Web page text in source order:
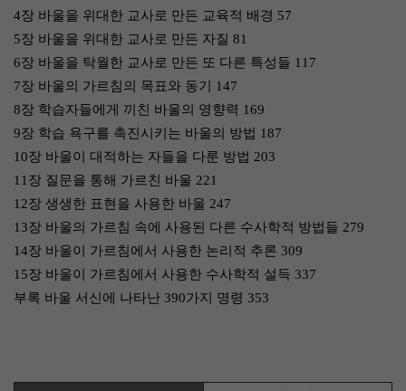
4장 바울을 위대한 교사로 만든 교육적 배경 57
5장 바울을 위대한 교사로 만든 자질 81
6장 바울을 탁월한 교사로 만든 또 다른 특성들 117
7장 바울의 가르침의 목표와 동기 147
8장 학습자들에게 끼친 바울의 영향력 169
9장 학습 욕구를 촉진시키는 바울의 방법 187
10장 바울이 대적하는 자들을 다룬 방법 203
11장 질문을 통해 가르친 바울 221
12장 생생한 표현을 사용한 바울 247
13장 바울의 가르침 속에 사용된 다른 수사학적 방법들 279
14장 바울이 가르침에서 사용한 논리적 추론 309
15장 바울이 가르침에서 사용한 수사학적 설득 337
부록 바울 서신에 나타난 390가지 명령 353